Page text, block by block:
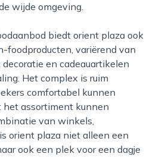
wijde omgeving.
foodproducten, variërend van
en cadeauartikelen
Het complex is ruim
comfortabel kunnen
het assortiment kunnen
van winkels,
orient plaza niet alleen een
ook een plek voor een dagje